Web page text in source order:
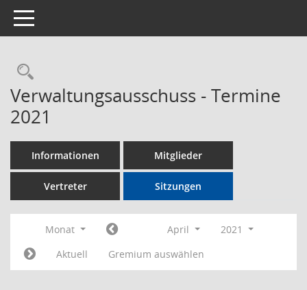
Toggle navigation
Rechercheauswahl
Verwaltungsausschuss - Termine
2021
Informationen Mitglieder
Vertreter Sitzungen
Monat April
2021
Aktuell
Gremium auswählen